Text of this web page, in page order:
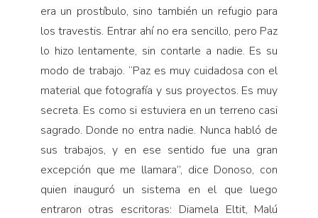
era un prostíbulo, sino también un refugio para
los travestis. Entrar ahí no era sencillo, pero Paz
lo hizo lentamente, sin contarle a nadie. Es su
modo de trabajo. “Paz es muy cuidadosa con el
material que fotografía y sus proyectos. Es muy
secreta. Es como si estuviera en un terreno casi
sagrado. Donde no entra nadie. Nunca habló de
sus trabajos, y en ese sentido fue una gran
excepción que me llamara”, dice Donoso, con
quien inauguró un sistema en el que luego
entraron otras escritoras: Diamela Eltit, Malú